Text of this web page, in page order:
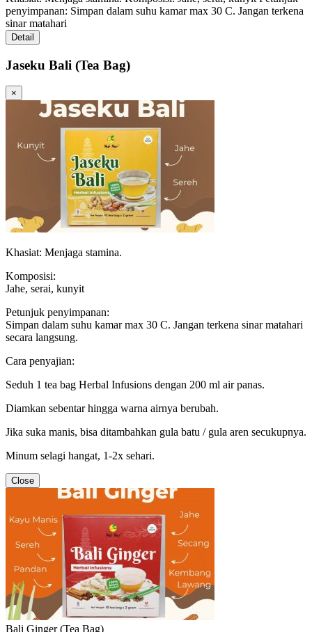
penyimpanan: Simpan dalam suhu kamar max 30 C. Jangan terkena
sinar matahari
Detail
Jaseku Bali (Tea Bag)
×
Khasiat: Menjaga stamina.
Komposisi:
Jahe, serai, kunyit
Petunjuk penyimpanan:
Simpan dalam suhu kamar max 30 C. Jangan terkena sinar matahari
secara langsung.
Cara penyajian:
Seduh 1 tea bag Herbal Infusions dengan 200 ml air panas.
Diamkan sebentar hingga warna airnya berubah.
Jika suka manis, bisa ditambahkan gula batu / gula aren secukupnya.
Minum selagi hangat, 1-2x sehari.
Close
Bali Ginger (Tea Bag)